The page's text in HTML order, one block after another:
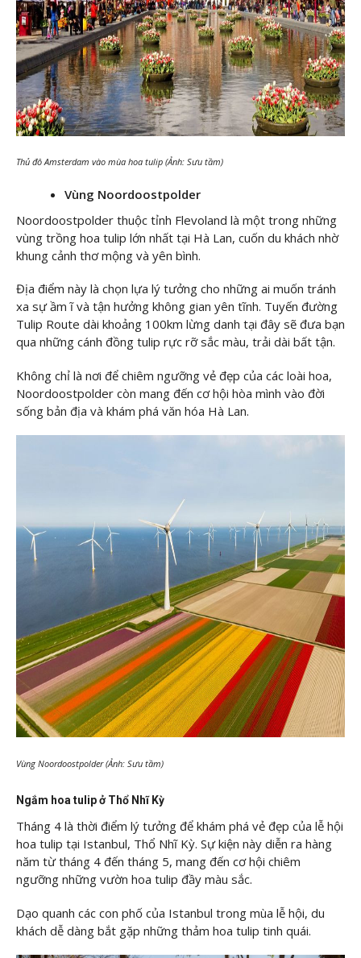
Thủ đô Amsterdam vào mùa hoa tulip (Ảnh: Sưu tầm)
Vùng Noordoostpolder
Noordoostpolder thuộc tỉnh Flevoland là một trong những
vùng trồng hoa tulip lớn nhất tại Hà Lan, cuốn du khách nhờ
khung cảnh thơ mộng và yên bình.
Địa điểm này là chọn lựa lý tưởng cho những ai muốn tránh
xa sự ầm ĩ và tận hưởng không gian yên tĩnh. Tuyến đường
Tulip Route dài khoảng 100km lừng danh tại đây sẽ đưa bạn
qua những cánh đồng tulip rực rỡ sắc màu, trải dài bất tận.
Không chỉ là nơi để chiêm ngưỡng vẻ đẹp của các loài hoa,
Noordoostpolder còn mang đến cơ hội hòa mình vào đời
sống bản địa và khám phá văn hóa Hà Lan.
Vùng Noordoostpolder (Ảnh: Sưu tầm)
Ngắm hoa tulip ở Thổ Nhĩ Kỳ
Tháng 4 là thời điểm lý tưởng để khám phá vẻ đẹp của lễ hội
hoa tulip tại Istanbul, Thổ Nhĩ Kỳ. Sự kiện này diễn ra hàng
năm từ tháng 4 đến tháng 5, mang đến cơ hội chiêm
ngưỡng những vườn hoa tulip đầy màu sắc.
Dạo quanh các con phố của Istanbul trong mùa lễ hội, du
khách dễ dàng bắt gặp những thảm hoa tulip tinh quái.